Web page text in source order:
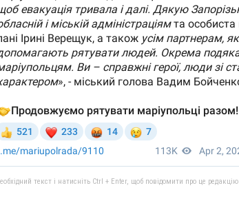
текст і натисніть Ctrl + Enter, щоб повідомити про це редакцію